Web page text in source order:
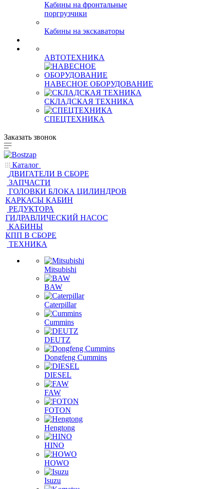
Кабины на минипоргрузчики
поргрузчики
Кабины на экскаваторы
АВТОТЕХНИКА
НАВЕСНОЕ ОБОРУДОВАНИЕ
Заказать звонок
Каталог
ДВИГАТЕЛИ В СБОРЕ
ЗАПЧАСТИ
ГОЛОВКИ БЛОКА ЦИЛИНДРОВ
КАРКАСЫ КАБИН
РЕДУКТОРА
ГИДРАВЛИЧЕСКИЙ НАСОС
КПП В СБОРЕ
ТЕХНИКА
Mitsubishi
BAW
Caterpillar
Cummins
DEUTZ
Dongfeng Cummins
DIESEL
FAW
FOTON
Hengtong
HINO